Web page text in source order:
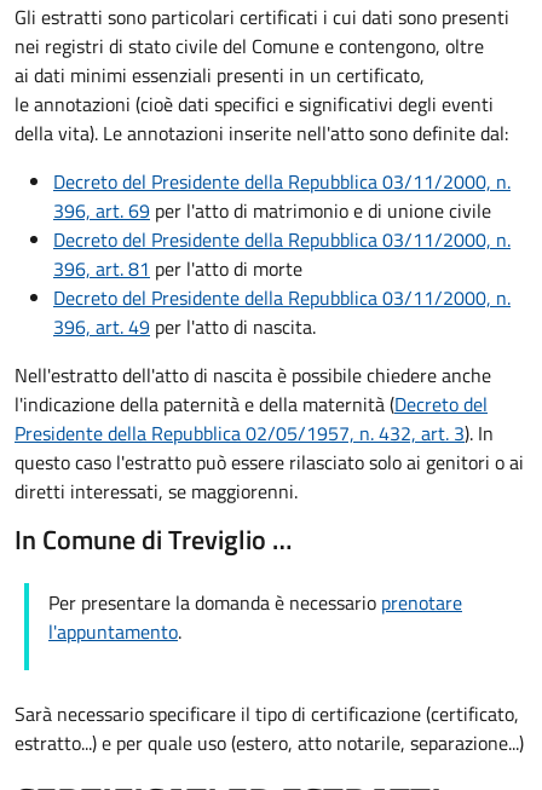
Gli estratti sono particolari certificati i cui dati sono presenti
nei registri di stato civile del Comune e contengono, oltre
ai dati minimi essenziali presenti in un certificato,
le annotazioni (cioè dati specifici e significativi degli eventi
della vita). Le annotazioni inserite nell'atto sono definite dal:
Decreto del Presidente della Repubblica 03/11/2000, n.
396, art. 69 per l'atto di matrimonio e di unione civile
Decreto del Presidente della Repubblica 03/11/2000, n.
396, art. 81 per l'atto di morte
Decreto del Presidente della Repubblica 03/11/2000, n.
396, art. 49 per l'atto di nascita.
Nell'estratto dell'atto di nascita è possibile chiedere anche
l'indicazione della paternità e della maternità (Decreto del
Presidente della Repubblica 02/05/1957, n. 432, art. 3). In
questo caso l'estratto può essere rilasciato solo ai genitori o ai
diretti interessati, se maggiorenni.
In Comune di Treviglio …
Per presentare la domanda è necessario prenotare
l'appuntamento.
Sarà necessario specificare il tipo di certificazione (certificato,
estratto...) e per quale uso (estero, atto notarile, separazione...)